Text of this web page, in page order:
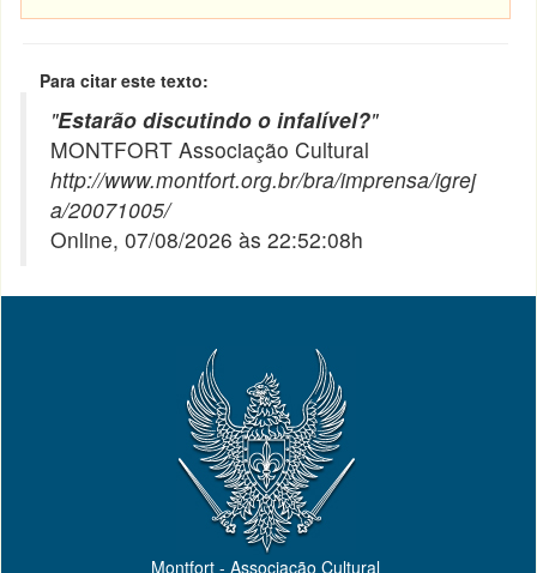
Para citar este texto:
"Estarão discutindo o infalível?"
MONTFORT Associação Cultural
http://www.montfort.org.br/bra/imprensa/igrej
a/20071005/
Online, 07/08/2026 às 22:52:08h
Montfort - Associação Cultural